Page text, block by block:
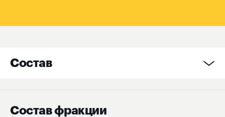
Состав
Состав фракции